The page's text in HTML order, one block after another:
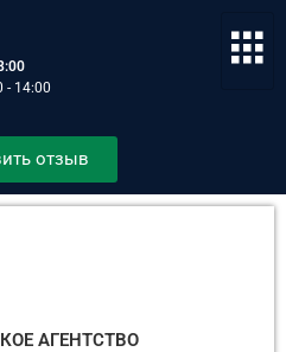
- 14:00
отзыв
АГЕНТСТВО